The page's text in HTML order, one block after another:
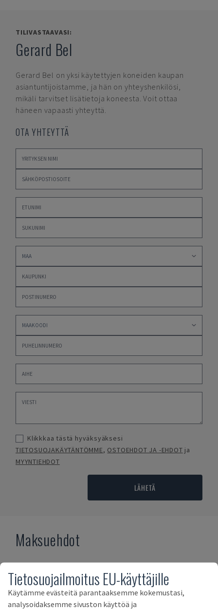
TILIVASTAAVASI:
Gerard Bel
Gerard Bel on yksi käytettyjen koneiden kaupan
asiantuntijoistamme, ja hän on yhteyshenkilösi,
mikäli tarvitset lisätietoja koneesta. Voit ottaa
häneen vapaasti yhteyttä.
OTA YHTEYTTÄ
Klikkkaa tästä hyväksyäksesi
TIETOSUOJAKÄYTÄNTÖMME, OSTOEHDOT JA -EHDOT ja
MYYNTIEHDOT
LÄHETÄ
Maksuehdot
Tietosuojailmoitus EU-käyttäjille
Käytämme evästeitä parantaaksemme kokemustasi,
analysoidaksemme sivuston käyttöä ja